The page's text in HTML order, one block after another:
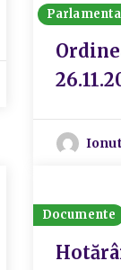
Ionut
Documente